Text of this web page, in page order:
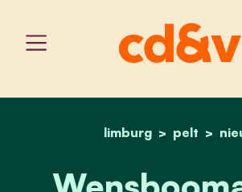
home
limburg pelt